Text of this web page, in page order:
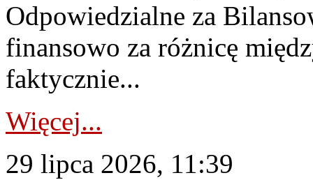
Odpowiedzialne za
finansowo za różnicę
faktycznie...
Więcej...
29 lipca 2026, 11:39